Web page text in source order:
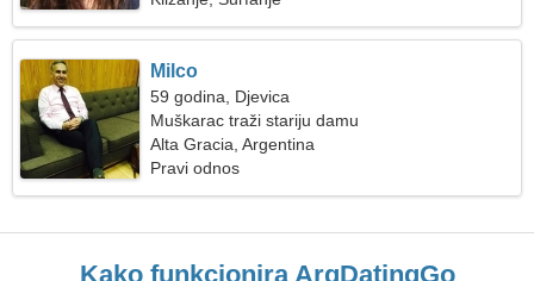
Milco
59 godina, Djevica
Muškarac traži stariju damu
Alta Gracia, Argentina
Pravi odnos
Kako funkcionira ArgDatingGo